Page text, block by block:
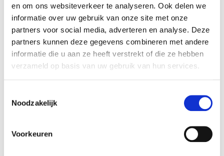
en om ons websiteverkeer te analyseren. Ook delen we
informatie over uw gebruik van onze site met onze
partners voor social media, adverteren en analyse. Deze
partners kunnen deze gegevens combineren met andere
informatie die u aan ze heeft verstrekt of die ze hebben
verzameld op basis van uw gebruik van hun services.
Noodzakelijk
Voorkeuren
Lumen in noodmodus:
300 lm
Kleurtemperatuur:
Adjustable 3000, 4000 en 6500K